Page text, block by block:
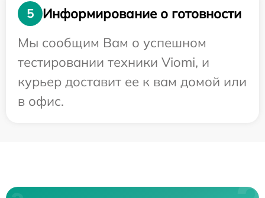
5
Информирование о готовности
Мы сообщим Вам о успешном
тестировании техники Viomi, и
курьер доставит ее к вам домой или
в офис.